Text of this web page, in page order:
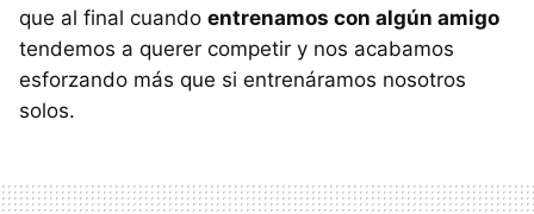
que al final cuando entrenamos con algún amigo
tendemos a querer competir y nos acabamos
esforzando más que si entrenáramos nosotros
solos.